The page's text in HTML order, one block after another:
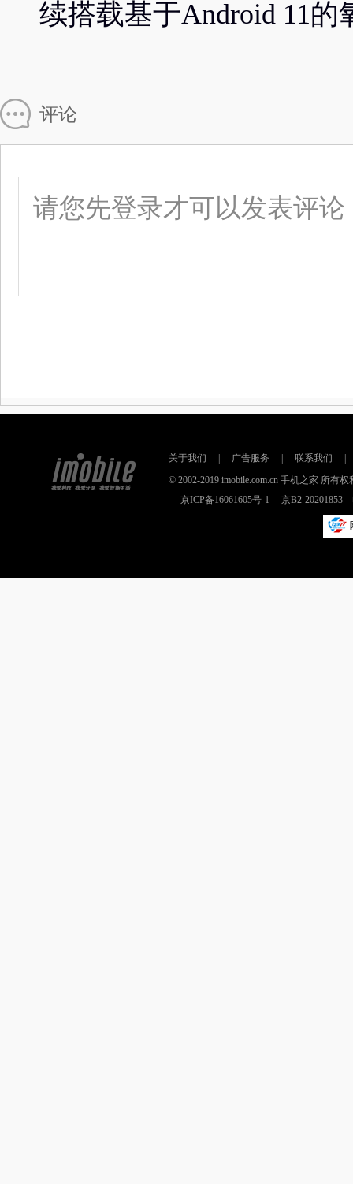
续搭载基于Android 11的
评论
关于我们 广告服务 联系我们
© 2002-2019 imobile.com.cn 手机之家 所有
京ICP备16061605号-1
京B2-20201853